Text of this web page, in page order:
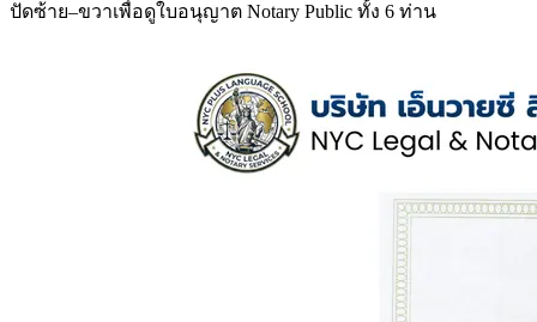
ปัดซ้าย–ขวาเพื่อดูใบอนุญาต Notary Public ทั้ง 6 ท่าน